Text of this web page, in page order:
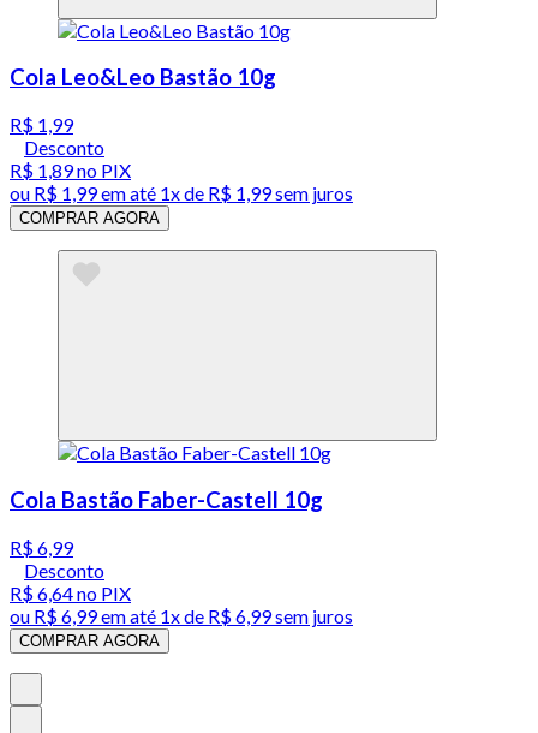
Cola Leo&Leo Bastão 10g
R$ 1,99
Desconto
R$ 1,89no PIX
ou R$ 1,99em até 1x de R$ 1,99sem juros
COMPRAR AGORA
Cola Bastão Faber-Castell 10g
R$ 6,99
Desconto
R$ 6,64no PIX
ou R$ 6,99em até 1x de R$ 6,99sem juros
COMPRAR AGORA